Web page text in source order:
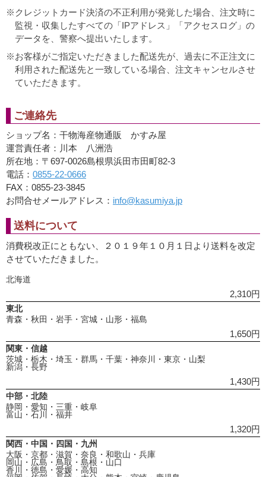
クレジットカード決済の不正利用が発覚した場合、注文時に
監視・収集したすべての「IPアドレス」「アクセスログ」の
データを、警察へ提出いたします。
お客様がご指定いただきました配送先が、過去に不正注文に
利用された配送先と一致している場合、注文キャンセルさせ
ていただきます。
ご連絡先
ショップ名：干物海産物通販 かすみ屋
運営責任者：川本 八洲浩
所在地：〒697-0026島根県浜田市田町82-3
電話： 0855-22-0666
FAX：0855-23-3845
お問合せメールアドレス： info@kasumiya.jp
送料について
消費税改正にともない、２０１９年１０月１日より送料を改定
させていただきました。
北海道
2,310円
東北
青森・秋田・岩手・宮城・山形・福島
1,650円
関東・信越
茨城・栃木・埼玉・群馬・千葉・神奈川・東京・山梨
新潟・長野
1,430円
中部・北陸
静岡・愛知・三重・岐阜
富山・石川・福井
1,320円
関西・中国・四国・九州
大阪・京都・滋賀・奈良・和歌山・兵庫
岡山・広島・鳥取・島根・山口
香川・徳島・愛媛・高知